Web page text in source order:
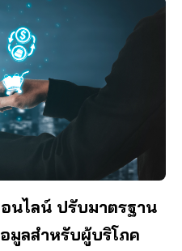
นไลน์ ปรับมาตรฐาน
มูลสำหรับผู้บริโภค